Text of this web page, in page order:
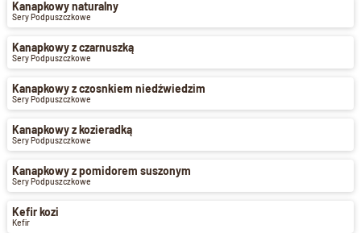
Kanapkowy naturalny
Sery Podpuszczkowe
Kanapkowy z czarnuszką
Sery Podpuszczkowe
Kanapkowy z czosnkiem niedźwiedzim
Sery Podpuszczkowe
Kanapkowy z kozieradką
Sery Podpuszczkowe
Kanapkowy z pomidorem suszonym
Sery Podpuszczkowe
Kefir kozi
Kefir